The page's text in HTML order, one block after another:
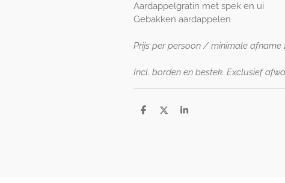
Aardappelgratin met spek en ui
Gebakken aardappelen
Prijs per persoon / minimale afname
Incl. borden en bestek. Exclusief
D
D
S